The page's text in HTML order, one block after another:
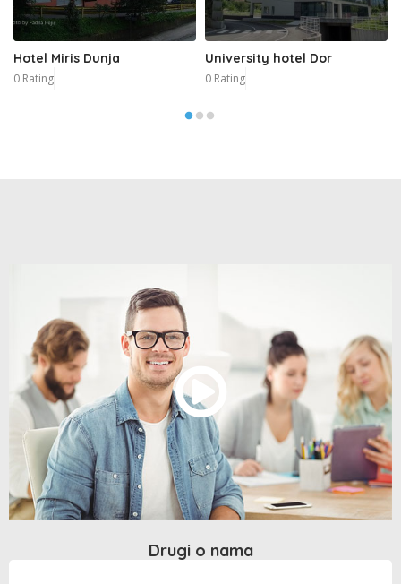
Hotel Miris Dunja
0 Rating
University hotel Dor
0 Rating
Drugi o nama